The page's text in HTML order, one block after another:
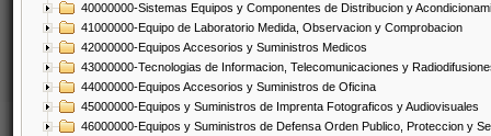
40000000-Sistemas Equipos y Componentes de Distribucion y
41000000-Equipo de Laboratorio Medida, Observacion y Comprobacion
42000000-Equipos Accesorios y Suministros Medicos
43000000-Tecnologias de Informacion, Telecomunicaciones y
44000000-Equipos Accesorios y Suministros de Oficina
45000000-Equipos y Suministros de Imprenta Fotograficos y Audiovisuales
46000000-Equipos y Suministros de Defensa Orden Publico, Proteccion y